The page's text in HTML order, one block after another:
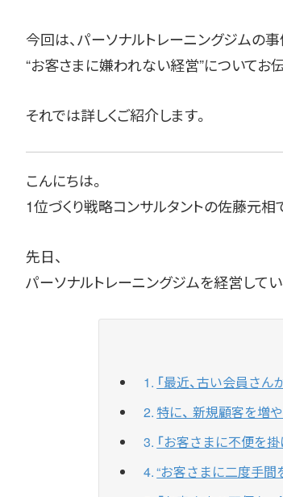
今回は、パーソナルトレーニングジムの事
“お客さまに嫌われない経営”についてお伝
それでは詳しくご紹介します。
こんにちは。
1位づくり戦略コンサルタントの佐藤元相
先日、
パーソナルトレーニングジムを経営して
「最近、古い会員さん
特に、 新規顧客を増
「お客さまに不便を掛
“お客さまに二度手間